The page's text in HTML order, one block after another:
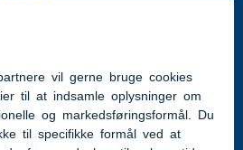
(webmaster)